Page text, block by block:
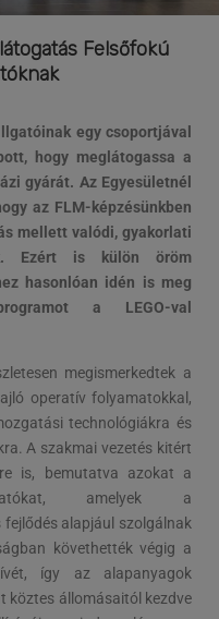
Felsőfokú
egy csoportjával
hogy meglátogassa a
gyárát. Az Egyesületnél
az FLM-képzésünkben
mellett valódi, gyakorlati
Ezért is külön öröm
hasonlóan idén is meg
a LEGO-val
megismerkedtek a
operatív folyamatokkal,
technológiákra és
A szakmai vezetés kitért
is, bemutatva azokat a
amelyek a
alapjául szolgálnak
követhették végig a
így az alapanyagok
köztes állomásaitól kezdve